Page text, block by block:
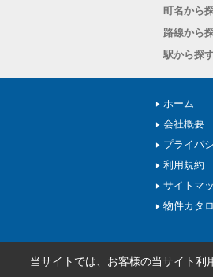
町名から
路線から
駅から探
ホーム
会社概要
プライバ
利用規約
サイトマ
物件カタ
当サイトでは、お客様の当サイト利